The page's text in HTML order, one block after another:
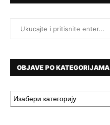
OBJAVE PO KATEGORIJAMA